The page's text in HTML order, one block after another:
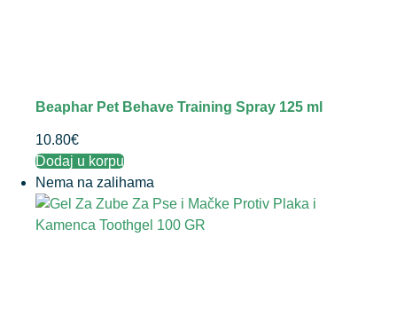
Beaphar Pet Behave Training Spray 125 ml
10.80€
Dodaj u korpu
Nema na zalihama